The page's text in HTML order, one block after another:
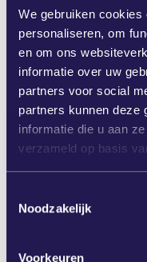
We gebruiken
personaliseren, om
en om ons
informatie over uw
partners voor social
partners kunnen deze
informatie die u aan
verzameld op basis
Noodzakelijk
Voorkeuren
informatie het
privacybeleid.
(5) Hoe
we uw
(5.1) Overzicht
De
voor de volgende
Het voeren van